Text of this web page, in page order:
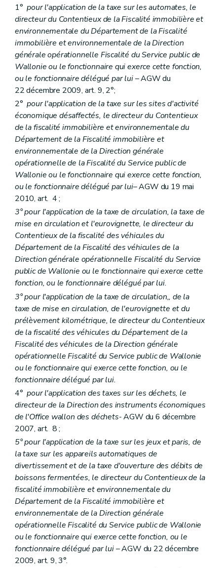
1°pour l'application de la taxe sur les automates, le
directeur du Contentieux de la Fiscalité immobilière et
environnementale du Département de la Fiscalité
immobilière et environnementale de la Direction
générale opérationnelle Fiscalité du Service public de
Wallonie ou le fonctionnaire qui exerce cette fonction,
ou le fonctionnaire délégué par lui– AGW du
22 décembre 2009, art. 9, 2°;
2°pour l'application de la taxe sur les sites d'activité
économique désaffectés, le directeur du Contentieux
de la fiscalité immobilière et environnementale du
Département de la Fiscalité immobilière et
environnementale de la Direction générale
opérationnelle de la Fiscalité du Service public de
Wallonie ou le fonctionnaire qui exerce cette fonction,
ou le fonctionnaire délégué par lui– AGW du 19 mai
2010, art. 4 ;
3° pour l'application de la taxe de circulation, la taxe de
mise en circulation et l'eurovignette, le directeur du
Contentieux de la fiscalité des véhicules du
Département de la Fiscalité des véhicules de la
Direction générale opérationnelle Fiscalité du Service
public de Wallonie ou le fonctionnaire qui exerce cette
fonction, ou le fonctionnaire délégué par lui.
3° pour l'application de la taxe de circulation,, de la
taxe de mise en circulation, de l'eurovignette et du
prélèvement kilométrique, le directeur du Contentieux
de la fiscalité des véhicules du Département de la
Fiscalité des véhicules de la Direction générale
opérationnelle Fiscalité du Service public de Wallonie
ou le fonctionnaire qui exerce cette fonction, ou le
fonctionnaire délégué par lui.
4°pour l'application des taxes sur les déchets, le
directeur de la Direction des instruments économiques
de l'Office wallon des déchets- AGW du 6 décembre
2007, art. 8 ;
5° pour l'application de la taxe sur les jeux et paris, de
la taxe sur les appareils automatiques de
divertissement et de la taxe d'ouverture des débits de
boissons fermentées, le directeur du Contentieux de la
fiscalité immobilière et environnementale du
Département de la Fiscalité immobilière et
environnementale de la Direction générale
opérationnelle Fiscalité du Service public de Wallonie
ou le fonctionnaire qui exerce cette fonction, ou le
fonctionnaire délégué par lui– AGW du 22 décembre
2009, art. 9, 3°.